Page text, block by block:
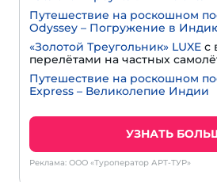
Путешествие на роскошном
Odyssey – Погружение в
«Золотой Треугольник» LUXE с
перелётами на частных
Путешествие на роскошном
Express – Великолепие Индии
УЗНАТЬ
Реклама: ООО «Туроператор АРТ-ТУР»